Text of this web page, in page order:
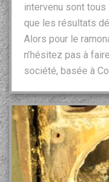
intervenu sont
que les résultats
Alors pour le
n’hésitez pas à
société, basée à